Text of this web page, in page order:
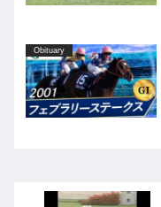
Obituary